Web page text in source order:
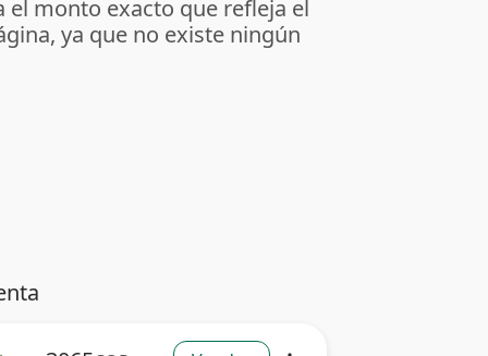
el monto exacto que refleja el
ya que no existe ningún